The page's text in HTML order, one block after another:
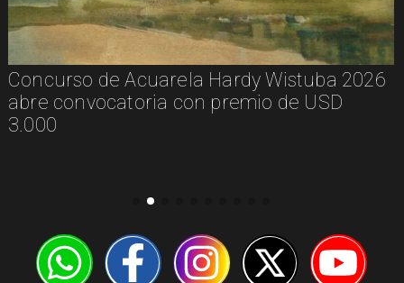
Concurso de Acuarela Hardy Wistuba 2026
abre convocatoria con premio de USD
3.000